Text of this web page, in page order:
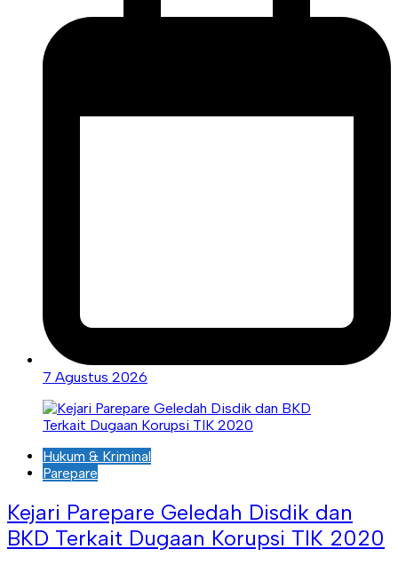
7 Agustus 2026
Hukum & Kriminal
Parepare
Kejari Parepare Geledah Disdik dan
BKD Terkait Dugaan Korupsi TIK 2020